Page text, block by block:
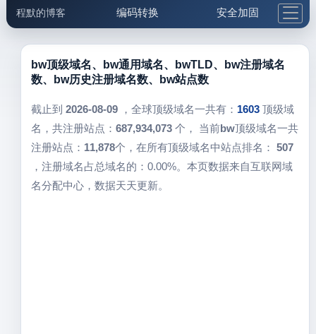
程默的博客 编码转换 安全加固
邮件工具 生活便民 更多工具
5.1支付宝大红包
bw顶级域名、bw通用域名、bwTLD、bw注册域名
数、bw历史注册域名数、bw站点数
截止到 2026-08-09，全球顶级域名一共有： 1603 顶级域
名，共注册站点： 687,934,073 个， 当前bw顶级域名一共
注册站点： 11,878个，在所有顶级域名中站点排名： 507
，注册域名占总域名的：0.00%。本页数据来自互联网域
名分配中心，数据天天更新。